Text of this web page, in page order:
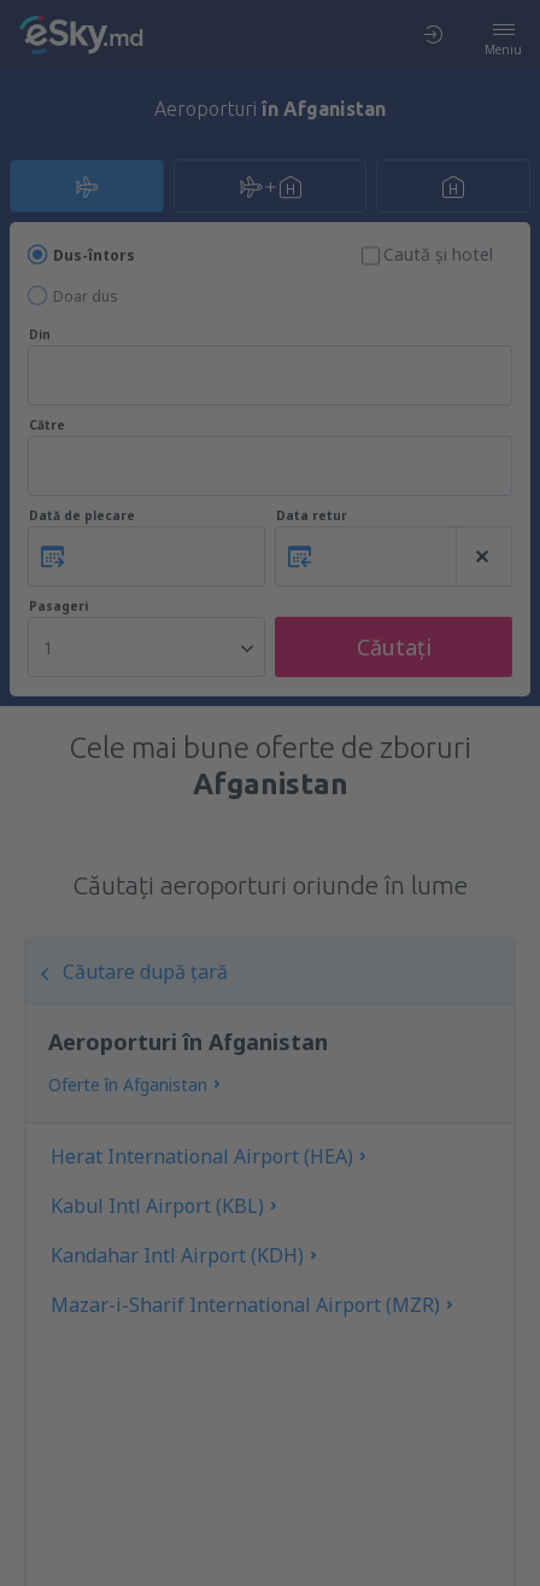
Meniu
Aeroporturi în Afganistan
Dus-întors
Doar dus
Caută şi hotel
Din
Către
Dată de plecare Data retur
Pasageri
1 Căutați
Cele mai bune oferte de zboruri
Afganistan
Căutați aeroporturi oriunde în lume
Căutare după țară
Aeroporturi în Afganistan
Oferte în Afganistan
Herat International Airport (HEA)
Kabul Intl Airport (KBL)
Kandahar Intl Airport (KDH)
Mazar-i-Sharif International Airport (MZR)